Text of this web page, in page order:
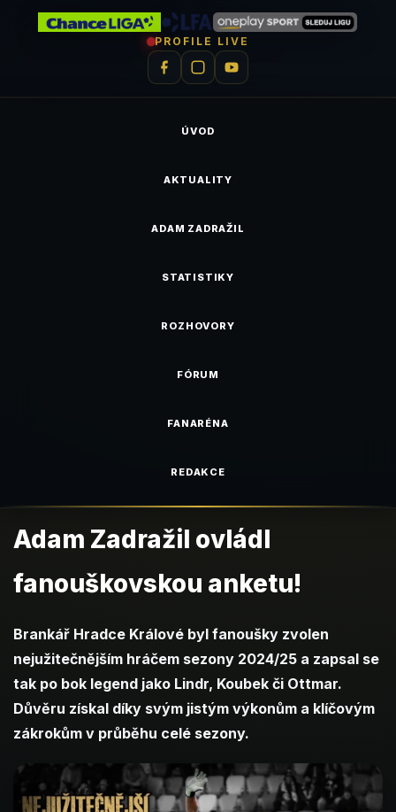
PROFILE LIVE
ÚVOD
AKTUALITY
ADAM ZADRAŽIL
STATISTIKY
ROZHOVORY
FÓRUM
FANARÉNA
REDAKCE
Adam Zadražil ovládl
fanouškovskou anketu!
Brankář Hradce Králové byl fanoušky zvolen
nejužitečnějším hráčem sezony 2024/25 a zapsal se
tak po bok legend jako Lindr, Koubek či Ottmar.
Důvěru získal díky svým jistým výkonům a klíčovým
zákrokům v průběhu celé sezony.